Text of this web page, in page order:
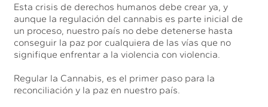
Esta crisis de derechos humanos debe crear ya, y
aunque la regulación del cannabis es parte inicial de
un proceso, nuestro país no debe detenerse hasta
conseguir la paz por cualquiera de las vías que no
signifique enfrentar a la violencia con violencia.
Regular la Cannabis, es el primer paso para la
reconciliación y la paz en nuestro país.